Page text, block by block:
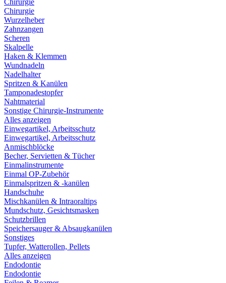
Chirurgie
Chirurgie
Wurzelheber
Zahnzangen
Scheren
Skalpelle
Haken & Klemmen
Wundnadeln
Nadelhalter
Spritzen & Kanülen
Tamponadestopfer
Nahtmaterial
Sonstige Chirurgie-Instrumente
Alles anzeigen
Einwegartikel, Arbeitsschutz
Einwegartikel, Arbeitsschutz
Anmischblöcke
Becher, Servietten & Tücher
Einmalinstrumente
Einmal OP-Zubehör
Einmalspritzen & -kanülen
Handschuhe
Mischkanülen & Intraoraltips
Mundschutz, Gesichtsmasken
Schutzbrillen
Speichersauger & Absaugkanülen
Sonstiges
Tupfer, Watterollen, Pellets
Alles anzeigen
Endodontie
Endodontie